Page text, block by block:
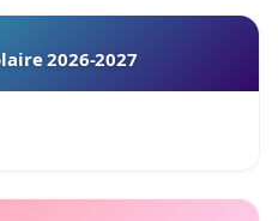
2026-2027